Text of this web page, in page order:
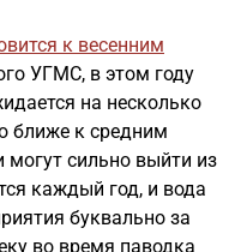
к весенним
УГМС, в этом году
на несколько
ближе к средним
сильно выйти из
каждый год, и вода
буквально за
во время паводка